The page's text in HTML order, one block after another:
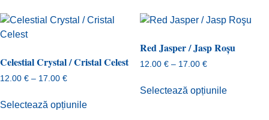
Celestial Crystal / Cristal Celest
12.00 € – 17.00 €Interval
prețuri:
Selectează opțiunileprodus
Red Jasper / Jasp Roşu
12.00 € – 17.00 €Interval
prețuri:
Selectează opțiunileprodus